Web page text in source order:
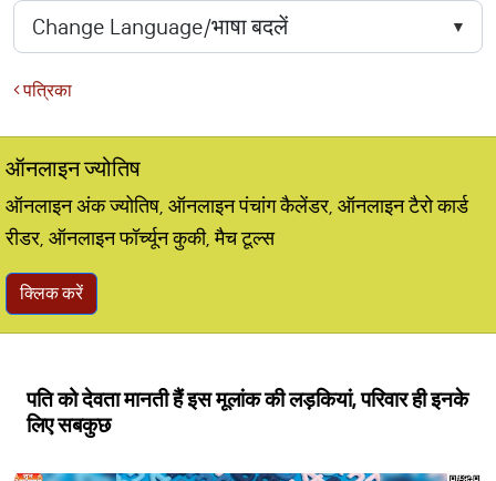
पत्रिका
ऑनलाइन ज्योतिष
ऑनलाइन अंक ज्योतिष, ऑनलाइन पंचांग कैलेंडर, ऑनलाइन टैरो कार्ड
रीडर, ऑनलाइन फॉर्च्यून कुकी, मैच टूल्स
क्लिक करें
पति को देवता मानती हैं इस मूलांक की लड़कियां, परिवार ही इनके
लिए सबकुछ